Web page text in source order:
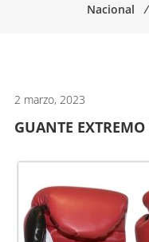
Nacional
⁄
2 marzo, 2023
GUANTE